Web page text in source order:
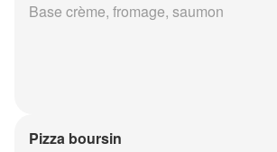
Base crème, fromage, saumon
Pizza boursin